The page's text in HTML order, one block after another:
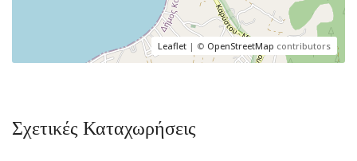
Leaflet | © OpenStreetMap contributors
Σχετικές Καταχωρήσεις